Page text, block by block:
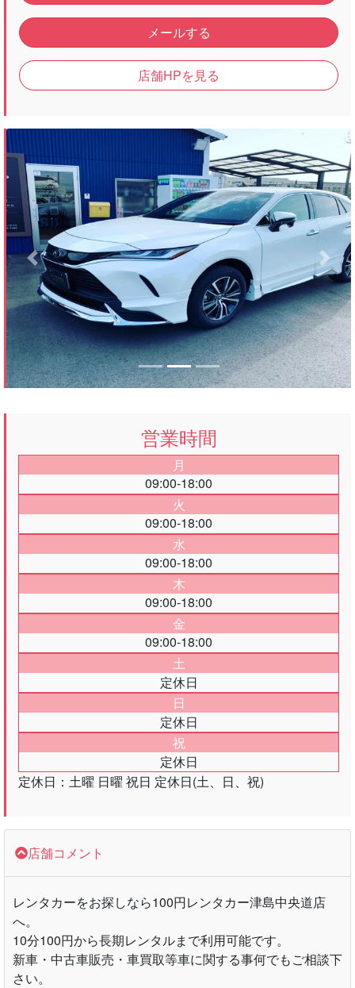
メールする
店舗HPを見る
Previous Next
営業時間
月
09:00-18:00
火
09:00-18:00
水
09:00-18:00
木
09:00-18:00
金
09:00-18:00
土
定休日
日
定休日
祝
定休日
定休日：土曜 日曜 祝日 定休日(土、日、祝)
店舗コメント
レンタカーをお探しなら100円レンタカー津島中央道店
へ。
10分100円から長期レンタルまで利用可能です。
新車・中古車販売・車買取等車に関する事何でもご相談下
さい。